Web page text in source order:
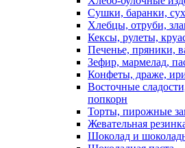
Сушки, баранки,
Хлебцы, отруби,
Кексы, рулеты,
Печенье, пряники,
Зефир, мармелад,
Конфеты, драже,
Восточные
попкорн
Торты, пирожные
Жевательная
Шоколад и